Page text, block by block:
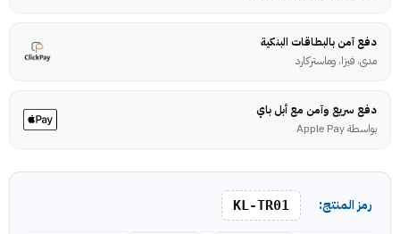
دفع آمن بالبطاقات البنكية
مدى، فيزا، وماستركارد
دفع سريع وآمن مع أبل باي
بواسطة Apple Pay
رمز المنتج: KL-TR01